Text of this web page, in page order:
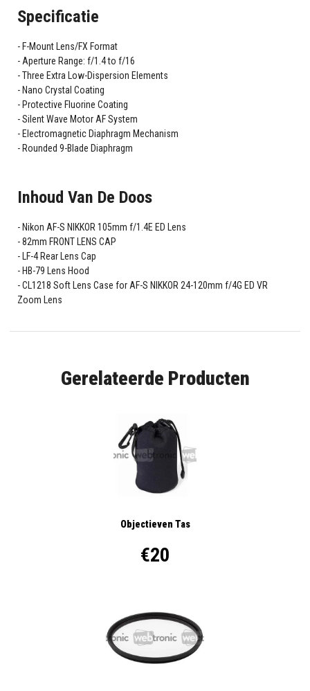
Specificatie
F-Mount Lens/FX Format
Aperture Range: f/1.4 to f/16
Three Extra Low-Dispersion Elements
Nano Crystal Coating
Protective Fluorine Coating
Silent Wave Motor AF System
Electromagnetic Diaphragm Mechanism
Rounded 9-Blade Diaphragm
Inhoud Van De Doos
Nikon AF-S NIKKOR 105mm f/1.4E ED Lens
82mm FRONT LENS CAP
LF-4 Rear Lens Cap
HB-79 Lens Hood
CL1218 Soft Lens Case for AF-S NIKKOR 24-120mm f/4G ED VR
Zoom Lens
Gerelateerde Producten
Objectieven Tas
€20